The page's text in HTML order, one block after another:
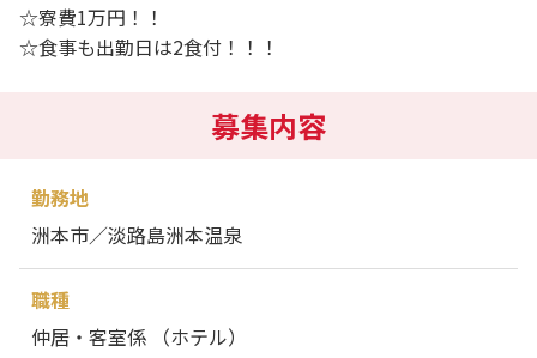
☆寮費1万円！！
☆食事も出勤日は2食付！！！
募集内容
勤務地
洲本市／淡路島洲本温泉
職種
仲居・客室係 （ホテル）